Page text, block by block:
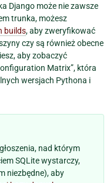
Django może nie zawsze
trunka, możesz
builds, aby zweryfikować
czy są również obecne
aby zobaczyć
Matrix”, która
wersjach Pythona i
nad którym
SQLite wystarczy,
niezbędne), aby